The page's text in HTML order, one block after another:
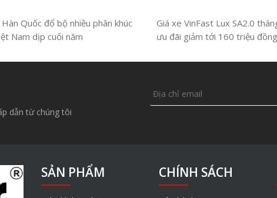
Quốc đổ bộ nhiều phân khúc
Nam dịp cuối năm
Giá xe VinFast Lux SA2.0
ưu đãi giảm tới 160 triệu đồng
dẫn từ chúng tôi
SẢN PHẨM CHÍNH SÁCH